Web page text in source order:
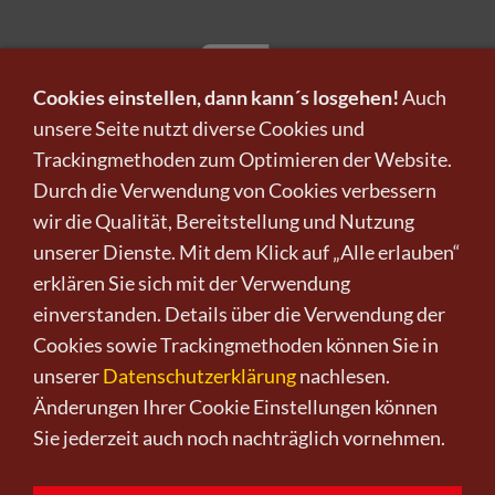
Infos zu Verkauf und Versand!
KUNST KAUFEN BEI CRELALA
Kunst kaufenKunst verkaufenKontaktWirNewsletter Datenschutz
Impressum AGB Widerruf
0151-21315985 D-64625 Bensheim
Cookies einstellen, dann kann´s losgehen!Auch
unsere Seite nutzt diverse Cookies und
Trackingmethoden zum Optimieren der Website.
Durch die Verwendung von Cookies verbessern
wir die Qualität, Bereitstellung und Nutzung
unserer Dienste. Mit dem Klick auf „Alle erlauben“
erklären Sie sich mit der Verwendung
einverstanden. Details über die Verwendung der
Cookies sowie Trackingmethoden können Sie in
unsererDatenschutzerklärungnachlesen.
Änderungen Ihrer Cookie Einstellungen können
Sie jederzeit auch noch nachträglich vornehmen.